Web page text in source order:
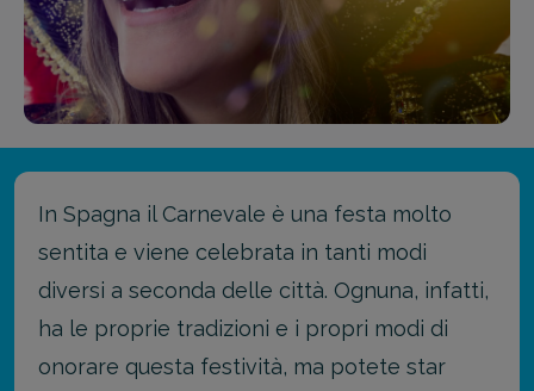
In Spagna il Carnevale è una festa molto
sentita e viene celebrata in tanti modi
diversi a seconda delle città. Ognuna, infatti,
ha le proprie tradizioni e i propri modi di
onorare questa festività, ma potete star